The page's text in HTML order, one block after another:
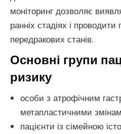
моніторинг дозволяє
ранніх стадіях і проводити
передракових станів.
Основні групи
ризику
особи з атрофічним
метапластичними
пацієнти із сімейною